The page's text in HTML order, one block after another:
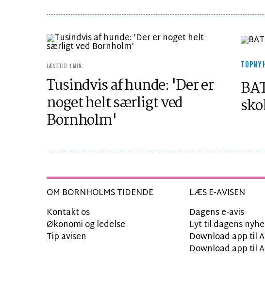
LÆSETID 1 MIN.
Tusindvis af hunde: 'Der er
noget helt særligt ved
Bornholm'
OM BORNHOLMS TIDENDE
Kontakt os
Økonomi og ledelse
Tip avisen
LÆS E-AVISEN
Dagens e-avis
Lyt til dagens
Download app til
Download app til